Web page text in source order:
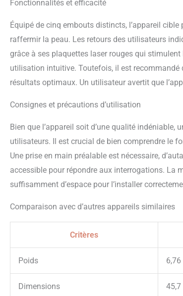
Fonctionnalités et efficacité
Équipé de cinq embouts distincts, l’appareil
raffermir la peau. Les retours des utilisateurs
grâce à ses plaquettes laser rouges qui
utilisation intuitive. Toutefois, il est recommandé
résultats optimaux. Un utilisateur avertit que
Consignes et précautions d’utilisation
Bien que l’appareil soit d’une qualité
utilisateurs. Il est crucial de bien comprendre le
Une prise en main préalable est nécessaire,
accessible pour répondre aux interrogations. La
suffisamment d’espace pour l’installer
Comparaison avec d’autres appareils similaires
Critères
Poids 6,76
Dimensions 45,7